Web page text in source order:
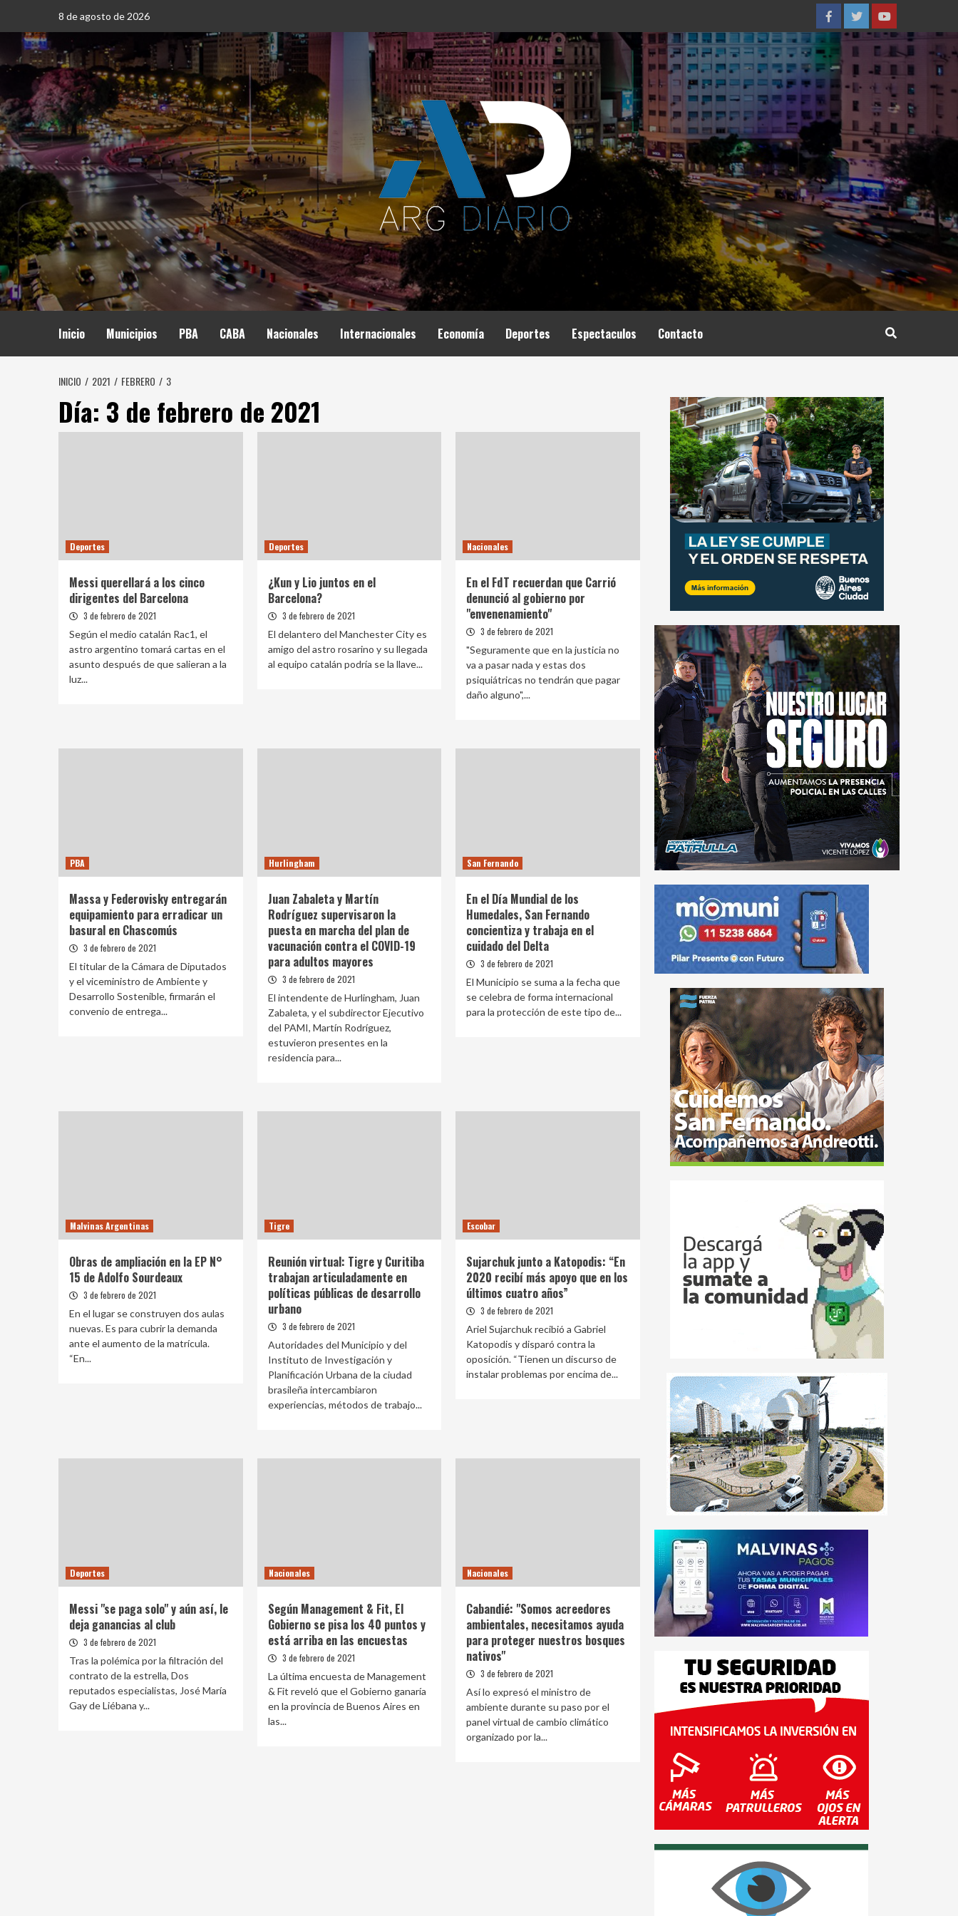
contenido
8 de agosto de 2026
FacebookTwitterYouTube
Inicio Municipios PBA CABA Nacionales Internacionales Economía Deportes Espectaculos Contacto
INICIO 2021 FEBRERO 3
Día: 3 de febrero de 2021
Deportes
Messi querellará a los cinco
dirigentes del Barcelona
3 de febrero de 2021
Según el medio catalán Rac1, el
astro argentino tomará cartas en el
asunto después de que salieran a la
luz...
Deportes
¿Kun y Lio juntos en el
Barcelona?
3 de febrero de 2021
El delantero del Manchester City es
amigo del astro rosarino y su llegada
al equipo catalán podría se la llave...
Nacionales
En el FdT recuerdan que Carrió
denunció al gobierno por
"envenenamiento"
3 de febrero de 2021
"Seguramente que en la justicia no
va a pasar nada y estas dos
psiquiátricas no tendrán que pagar
daño alguno",...
PBA
Massa y Federovisky entregarán
equipamiento para erradicar un
basural en Chascomús
3 de febrero de 2021
El titular de la Cámara de Diputados
y el viceministro de Ambiente y
Desarrollo Sostenible, firmarán el
convenio de entrega...
Hurlingham
Juan Zabaleta y Martín
Rodríguez supervisaron la
puesta en marcha del plan de
vacunación contra el COVID-19
para adultos mayores
3 de febrero de 2021
El intendente de Hurlingham, Juan
Zabaleta, y el subdirector Ejecutivo
del PAMI, Martín Rodríguez,
estuvieron presentes en la
residencia para...
San Fernando
En el Día Mundial de los
Humedales, San Fernando
concientiza y trabaja en el
cuidado del Delta
3 de febrero de 2021
El Municipio se suma a la fecha que
se celebra de forma internacional
para la protección de este tipo de...
Malvinas Argentinas
Obras de ampliación en la EP N°
15 de Adolfo Sourdeaux
3 de febrero de 2021
En el lugar se construyen dos aulas
nuevas. Es para cubrir la demanda
ante el aumento de la matrícula.
“En...
Tigre
Reunión virtual: Tigre y Curitiba
trabajan articuladamente en
políticas públicas de desarrollo
urbano
3 de febrero de 2021
Autoridades del Municipio y del
Instituto de Investigación y
Planificación Urbana de la ciudad
brasileña intercambiaron
experiencias, métodos de trabajo...
Escobar
Sujarchuk junto a Katopodis: “En
2020 recibí más apoyo que en los
últimos cuatro años”
3 de febrero de 2021
Ariel Sujarchuk recibió a Gabriel
Katopodis y disparó contra la
oposición. “Tienen un discurso de
instalar problemas por encima de...
Deportes
Messi "se paga solo" y aún así, le
deja ganancias al club
3 de febrero de 2021
Tras la polémica por la filtración del
contrato de la estrella, Dos
reputados especialistas, José María
Gay de Liébana y...
Nacionales
Según Management & Fit, El
Gobierno se pisa los 40 puntos y
está arriba en las encuestas
3 de febrero de 2021
La última encuesta de Management
& Fit reveló que el Gobierno ganaría
en la provincia de Buenos Aires en
las...
Nacionales
Cabandié: "Somos acreedores
ambientales, necesitamos ayuda
para proteger nuestros bosques
nativos"
3 de febrero de 2021
Así lo expresó el ministro de
ambiente durante su paso por el
panel virtual de cambio climático
organizado por la...